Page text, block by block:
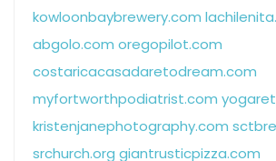
kowloonbaybrewery.com
abgolo.com oregopilot.com
costaricacasadaretodream.com
myfortworthpodiatrist.com
kristenjanephotography.com
srchurch.org giantrusticpizza.com